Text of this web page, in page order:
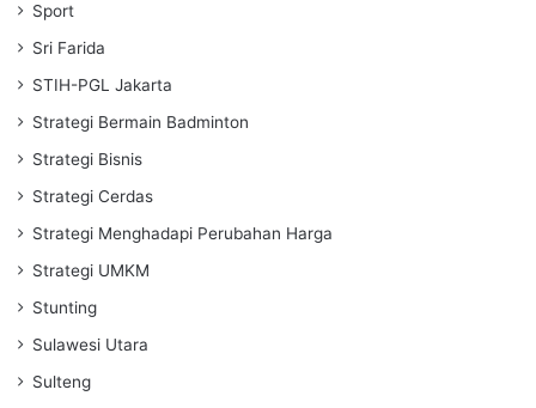
Sport
Sri Farida
STIH-PGL Jakarta
Strategi Bermain Badminton
Strategi Bisnis
Strategi Cerdas
Strategi Menghadapi Perubahan Harga
Strategi UMKM
Stunting
Sulawesi Utara
Sulteng